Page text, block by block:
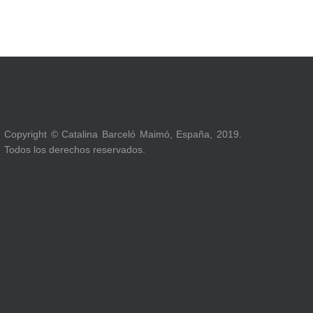
Copyright © Catalina Barceló Maimó, España, 2019.
Todos los derechos reservados.